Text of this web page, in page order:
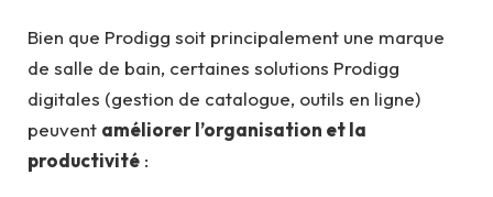
Bien que Prodigg soit principalement une marque
de salle de bain, certaines solutions Prodigg
digitales (gestion de catalogue, outils en ligne)
peuvent améliorer l’organisation et la
productivité :